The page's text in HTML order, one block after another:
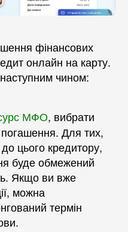
фінансових
онлайн на карту.
чином:
МФО, вибрати
погашення. Для тих,
цього кредитору,
буде обмежений
Якщо ви вже
можна
термін